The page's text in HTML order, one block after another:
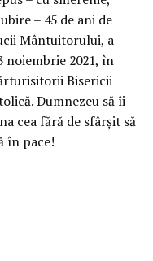
– 45 de ani de
Mântuitorului, a
2021, în
Bisericii
Dumnezeu să îi
cea fără de sfârșit să
în pace!